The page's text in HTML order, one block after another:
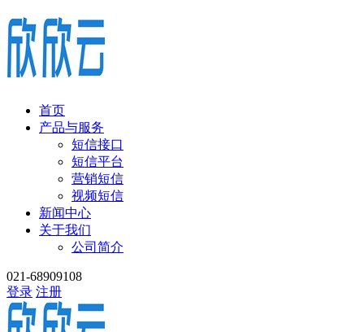
首页
产品与服务
短信接口
短信平台
营销短信
视频短信
新闻中心
关于我们
公司简介
021-68909108
登录 注册